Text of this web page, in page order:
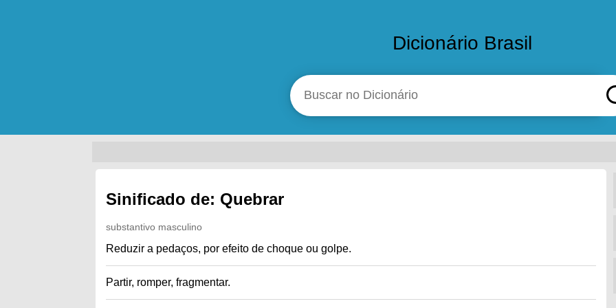
Dicionário Brasil
Sinificado de: Quebrar
substantivo masculino
Reduzir a pedaços, por efeito de choque ou golpe.
Partir, romper, fragmentar.